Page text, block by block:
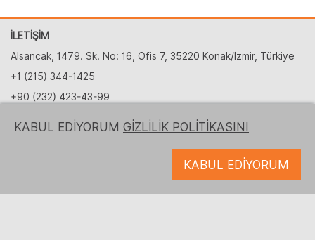
İLETİŞİM
Alsancak, 1479. Sk. No: 16, Ofis 7, 35220 Konak/İzmir, Türkiye
+1 (215) 344-1425
+90 (232) 423-43-99
partnership@logrusit.com.tr
KABUL EDİYORUM GİZLİLİK POLİTİKASINI
KABUL EDİYORUM